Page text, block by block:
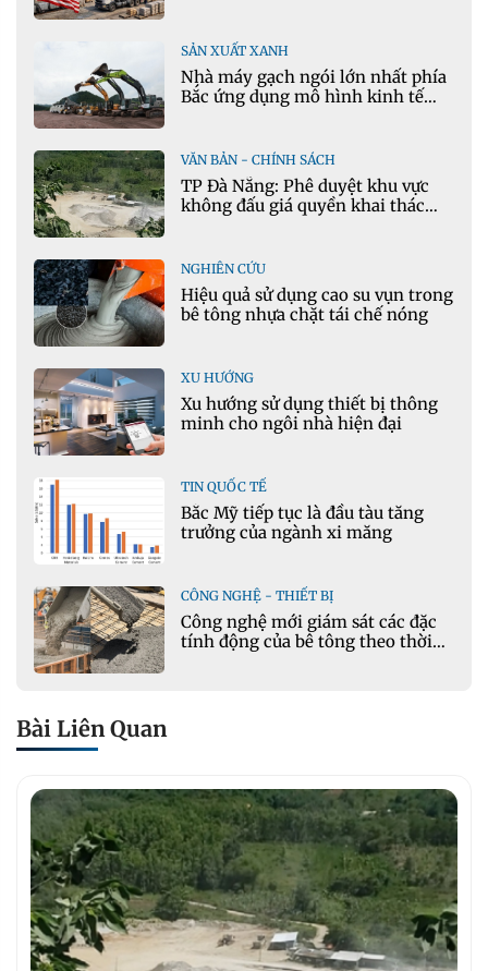
SẢN XUẤT XANH
Nhà máy gạch ngói lớn nhất phía
Bắc ứng dụng mô hình kinh tế
VĂN BẢN - CHÍNH SÁCH
TP Đà Nẵng: Phê duyệt khu vực
không đấu giá quyền khai thác
NGHIÊN CỨU
Hiệu quả sử dụng cao su vụn trong
bê tông nhựa chặt tái chế nóng
XU HƯỚNG
Xu hướng sử dụng thiết bị thông
minh cho ngôi nhà hiện đại
TIN QUỐC TẾ
Bắc Mỹ tiếp tục là đầu tàu tăng
trưởng của ngành xi măng
CÔNG NGHỆ - THIẾT BỊ
Công nghệ mới giám sát các đặc
tính động của bê tông theo thời
Bài Liên Quan